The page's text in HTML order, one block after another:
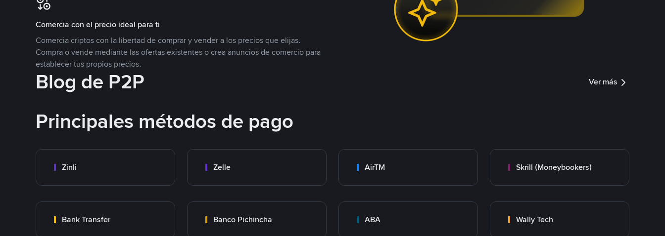
Comercia con el precio ideal para ti
Comercia criptos con la libertad de comprar y vender a los precios que elijas.
Compra o vende mediante las ofertas existentes o crea anuncios de comercio para
establecer tus propios precios.
Blog de P2P Ver más
Principales métodos de pago
Zinli Zelle AirTM Skrill (Moneybookers)
Bank Transfer Banco Pichincha ABA Wally Tech